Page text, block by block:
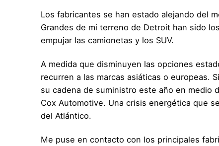
Los fabricantes se han estado alejando del
Grandes de mi terreno de Detroit han sido
empujar las camionetas y los SUV.
A medida que disminuyen las opciones
recurren a las marcas asiáticas o europeas.
su cadena de suministro este año en medio
Cox Automotive. Una crisis energética que
del Atlántico.
Me puse en contacto con los principales